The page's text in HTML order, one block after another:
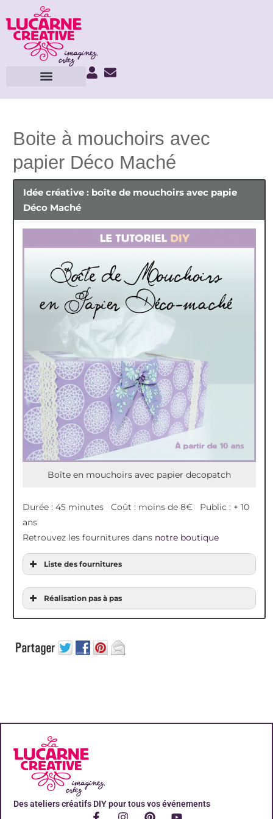
Boite à mouchoirs avec
papier Déco Maché
Idée créative : boîte de mouchoirs avec papie
Déco Maché
Boîte en mouchoirs avec papier decopatch
Durée : 45 minutes Coût : moins de 8€ Public : + 10
ans
Retrouvez les fournitures dans notre boutique
Liste des fournitures
Promo !
Réalisation pas à pas
Des ateliers créatifs DIY pour tous vos événements